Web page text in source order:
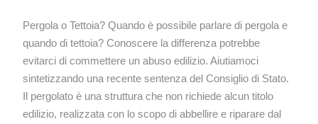
Pergola o Tettoia? Quando è possibile parlare di pergola e
quando di tettoia? Conoscere la differenza potrebbe
evitarci di commettere un abuso edilizio. Aiutiamoci
sintetizzando una recente sentenza del Consiglio di Stato.
Il pergolato è una struttura che non richiede alcun titolo
edilizio, realizzata con lo scopo di abbellire e riparare dal